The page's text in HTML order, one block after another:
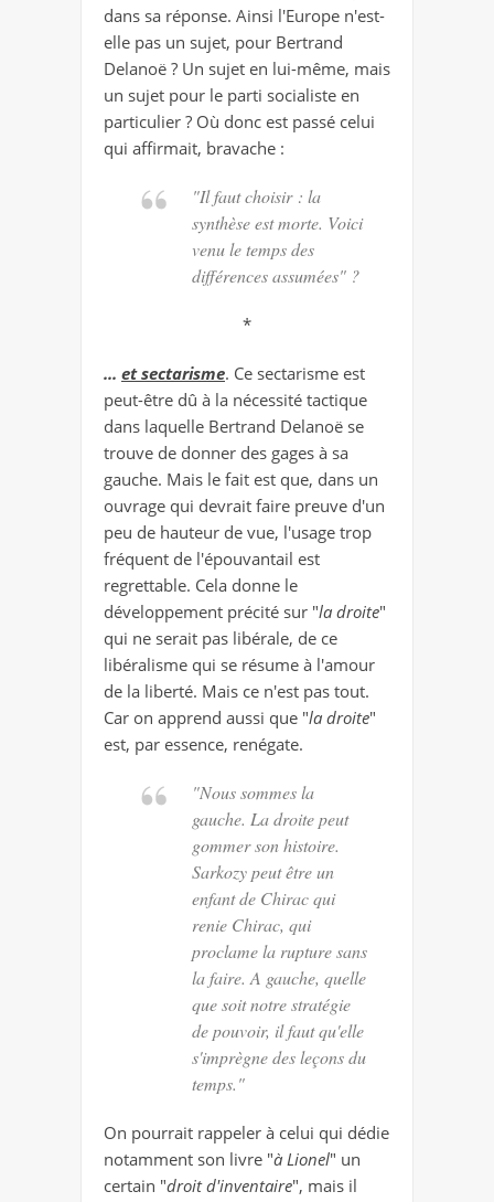
dans sa réponse. Ainsi l'Europe n'est-
elle pas un sujet, pour Bertrand
Delanoë ? Un sujet en lui-même, mais
un sujet pour le parti socialiste en
particulier ? Où donc est passé celui
qui affirmait, bravache :
"Il faut choisir : la
synthèse est morte. Voici
venu le temps des
différences assumées" ?
*
... et sectarisme. Ce sectarisme est
peut-être dû à la nécessité tactique
dans laquelle Bertrand Delanoë se
trouve de donner des gages à sa
gauche. Mais le fait est que, dans un
ouvrage qui devrait faire preuve d'un
peu de hauteur de vue, l'usage trop
fréquent de l'épouvantail est
regrettable. Cela donne le
développement précité sur "la droite"
qui ne serait pas libérale, de ce
libéralisme qui se résume à l'amour
de la liberté. Mais ce n'est pas tout.
Car on apprend aussi que "la droite"
est, par essence, renégate.
"Nous sommes la
gauche. La droite peut
gommer son histoire.
Sarkozy peut être un
enfant de Chirac qui
renie Chirac, qui
proclame la rupture sans
la faire. A gauche, quelle
que soit notre stratégie
de pouvoir, il faut qu'elle
s'imprègne des leçons du
temps."
On pourrait rappeler à celui qui dédie
notamment son livre "à Lionel" un
certain "droit d'inventaire", mais il